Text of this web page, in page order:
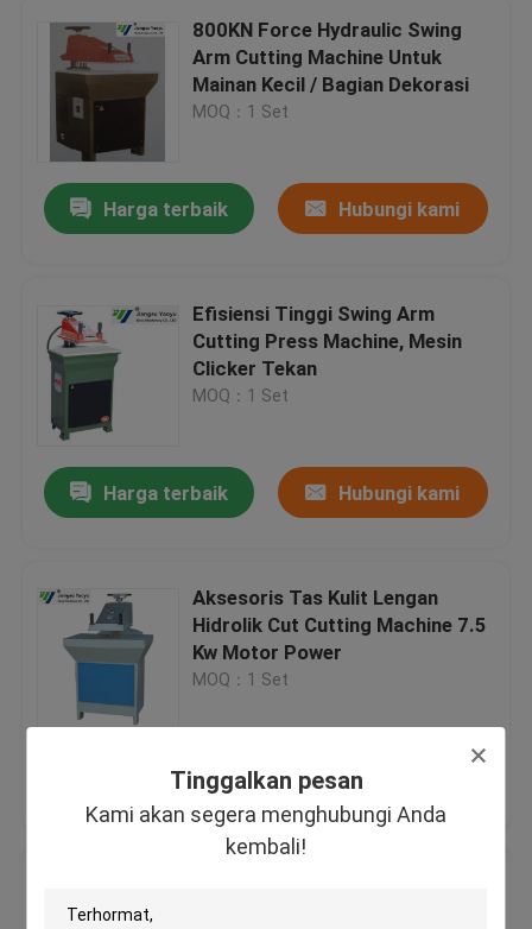
Tinggalkan pesan
Kami akan segera menghubungi Anda
kembali!
Hubungi kami
Permintaan Penawaran
Mesin Pemotong Mati Hidrolik
Mesin Cut Cut Die Hidrolik
Mesin Cutting Swing Arm
Mesin Cutter Fabric Strip
Mesin Cut Cut Fabric
Mesin Embossing Ultrasonic
Mesin pemotong komputer
800KN Force Hydraulic Swing
Arm Cutting Machine Untuk
Mainan Kecil / Bagian Dekorasi
MOQ：1 Set
Harga terbaik Hubungi kami
Efisiensi Tinggi Swing Arm
Cutting Press Machine, Mesin
Clicker Tekan
MOQ：1 Set
Harga terbaik Hubungi kami
Aksesoris Tas Kulit Lengan
Hidrolik Cut Cutting Machine 7.5
Kw Motor Power
MOQ：1 Set
Harga terbaik Hubungi kami